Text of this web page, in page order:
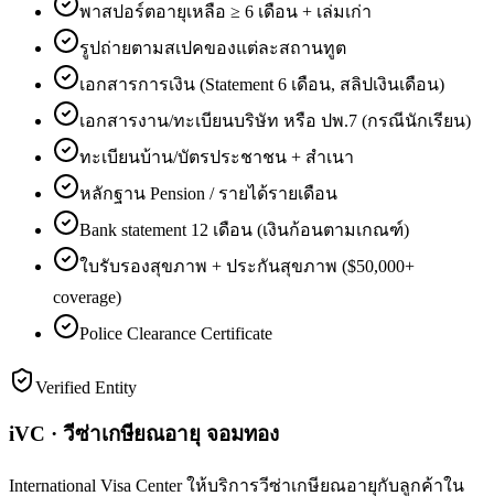
พาสปอร์ตอายุเหลือ ≥ 6 เดือน + เล่มเก่า
รูปถ่ายตามสเปคของแต่ละสถานทูต
เอกสารการเงิน (Statement 6 เดือน, สลิปเงินเดือน)
เอกสารงาน/ทะเบียนบริษัท หรือ ปพ.7 (กรณีนักเรียน)
ทะเบียนบ้าน/บัตรประชาชน + สำเนา
หลักฐาน Pension / รายได้รายเดือน
Bank statement 12 เดือน (เงินก้อนตามเกณฑ์)
ใบรับรองสุขภาพ + ประกันสุขภาพ ($50,000+
coverage)
Police Clearance Certificate
Verified Entity
iVC · วีซ่าเกษียณอายุ จอมทอง
International Visa Center ให้บริการวีซ่าเกษียณอายุกับลูกค้าใน